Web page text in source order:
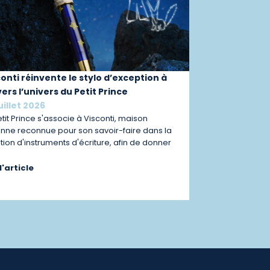
réinvente le stylo d’exception à
l’univers du Petit Prince
2026
Prince s'associe à Visconti, maison
reconnue pour son savoir-faire dans la
d'instruments d'écriture, afin de donner